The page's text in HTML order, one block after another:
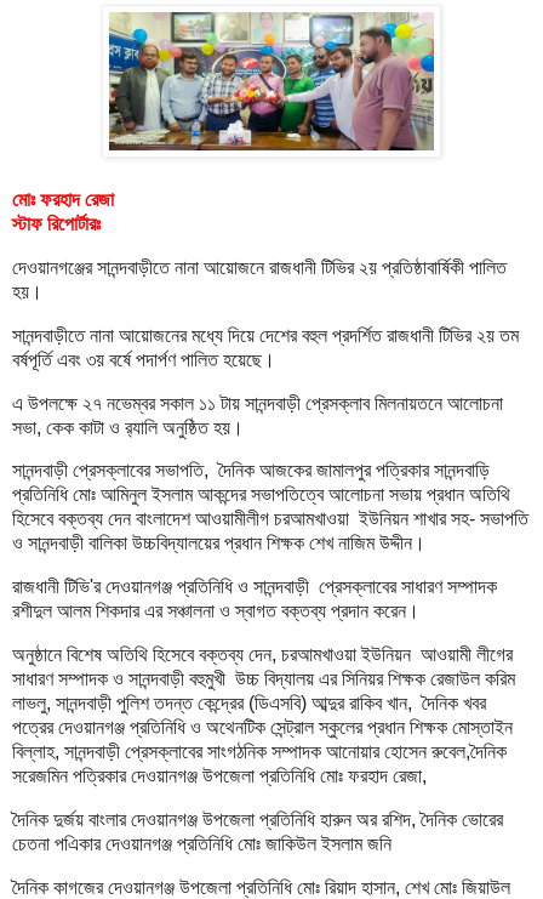
মোঃ ফরহাদ রেজা
স্টাফ রিপোর্টারঃ
দেওয়ানগঞ্জের সানন্দবাড়ীতে নানা আয়োজনে রাজধানী টিভির ২য় প্রতিষ্ঠাবার্ষিকী পালিত
হয়।
সানন্দবাড়ীতে নানা আয়োজনের মধ্যে দিয়ে দেশের বহুল প্রদর্শিত রাজধানী টিভির ২য় তম
বর্ষপূর্তি এবং ৩য় বর্ষে পদার্পণ পালিত হয়েছে।
এ উপলক্ষে ২৭ নভেম্বর সকাল ১১ টায় সানন্দবাড়ী প্রেসক্লাব মিলনায়তনে আলোচনা
সভা, কেক কাটা ও র‍্যালি অনুষ্ঠিত হয়।
সানন্দবাড়ী প্রেসক্লাবের সভাপতি, দৈনিক আজকের জামালপুর পত্রিকার সানন্দবাড়ি
প্রতিনিধি মোঃ আমিনুল ইসলাম আকন্দের সভাপতিত্বে আলোচনা সভায় প্রধান অতিথি
হিসেবে বক্তব্য দেন বাংলাদেশ আওয়ামীলীগ চরআমখাওয়া ইউনিয়ন শাখার সহ- সভাপতি
ও সানন্দবাড়ী বালিকা উচ্চবিদ্যালয়ের প্রধান শিক্ষক শেখ নাজিম উদ্দীন।
রাজধানী টিভি'র দেওয়ানগঞ্জ প্রতিনিধি ও সানন্দবাড়ী প্রেসক্লাবের সাধারণ সম্পাদক
রশীদুল আলম শিকদার এর সঞ্চালনা ও স্বাগত বক্তব্য প্রদান করেন।
অনুষ্ঠানে বিশেষ অতিথি হিসেবে বক্তব্য দেন, চরআমখাওয়া ইউনিয়ন আওয়ামী লীগের
সাধারণ সম্পাদক ও সানন্দবাড়ী বহুমুখী উচ্চ বিদ্যালয় এর সিনিয়র শিক্ষক রেজাউল করিম
লাভলু, সানন্দবাড়ী পুলিশ তদন্ত কেন্দ্রের (ডিএসবি) আব্দুর রাকিব খান, দৈনিক খবর
পত্রের দেওয়ানগঞ্জ প্রতিনিধি ও অথেনটিক সেন্ট্রাল স্কুলের প্রধান শিক্ষক মোস্তাইন
বিল্লাহ, সানন্দবাড়ী প্রেসক্লাবের সাংগঠনিক সম্পাদক আনোয়ার হোসেন রুবেল,দৈনিক
সরেজমিন পত্রিকার দেওয়ানগঞ্জ উপজেলা প্রতিনিধি মোঃ ফরহাদ রেজা,
দৈনিক দুর্জয় বাংলার দেওয়ানগঞ্জ উপজেলা প্রতিনিধি হারুন অর রশিদ, দৈনিক ভোরের
চেতনা পএিকার দেওয়ানগঞ্জ প্রতিনিধি মোঃ জাকিউল ইসলাম জনি
দৈনিক কাগজের দেওয়ানগঞ্জ উপজেলা প্রতিনিধি মোঃ রিয়াদ হাসান, শেখ মোঃ জিয়াউল